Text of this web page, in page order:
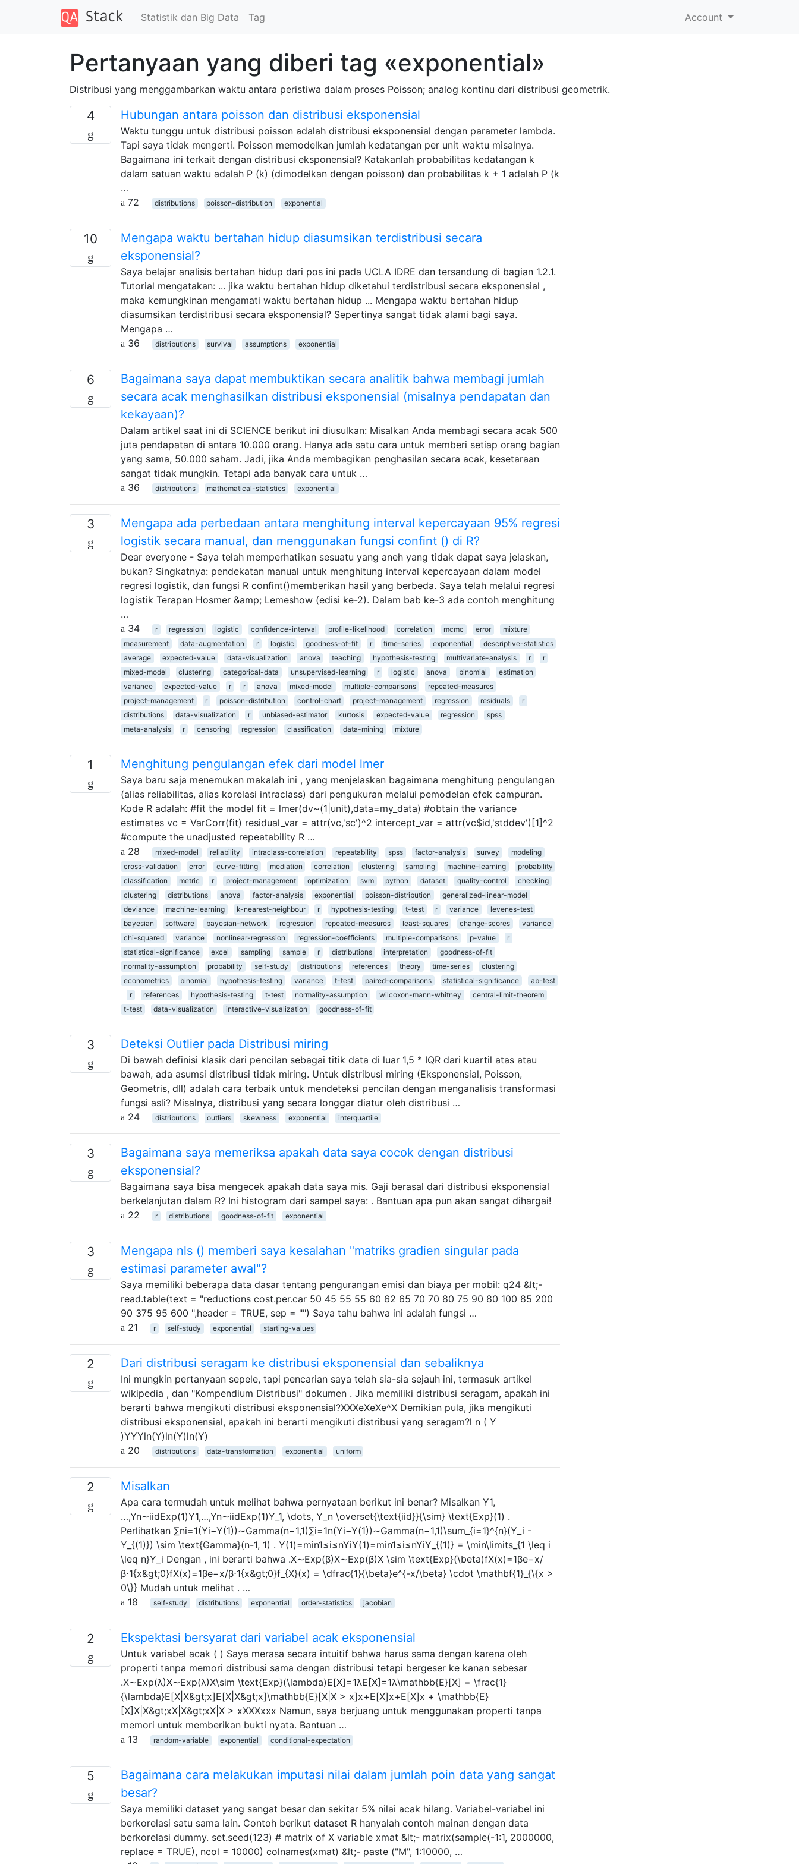
Statistik dan Big Data Tag Account
Pertanyaan yang diberi tag «exponential»
Distribusi yang menggambarkan waktu antara peristiwa dalam proses Poisson; analog kontinu dari distribusi geometrik.
4 Hubungan antara poisson dan distribusi eksponensial
Waktu tunggu untuk distribusi poisson adalah distribusi eksponensial dengan parameter lambda.
Tapi saya tidak mengerti. Poisson memodelkan jumlah kedatangan per unit waktu misalnya.
Bagaimana ini terkait dengan distribusi eksponensial? Katakanlah probabilitas kedatangan k
dalam satuan waktu adalah P (k) (dimodelkan dengan poisson) dan probabilitas k + 1 adalah P (k
…
72
distributions poisson-distribution exponential
10
Mengapa waktu bertahan hidup diasumsikan terdistribusi secara
eksponensial?
Saya belajar analisis bertahan hidup dari pos ini pada UCLA IDRE dan tersandung di bagian 1.2.1.
Tutorial mengatakan: ... jika waktu bertahan hidup diketahui terdistribusi secara eksponensial ,
maka kemungkinan mengamati waktu bertahan hidup ... Mengapa waktu bertahan hidup
diasumsikan terdistribusi secara eksponensial? Sepertinya sangat tidak alami bagi saya.
Mengapa …
36
distributions survival assumptions exponential
6
Bagaimana saya dapat membuktikan secara analitik bahwa membagi jumlah
secara acak menghasilkan distribusi eksponensial (misalnya pendapatan dan
kekayaan)?
Dalam artikel saat ini di SCIENCE berikut ini diusulkan: Misalkan Anda membagi secara acak 500
juta pendapatan di antara 10.000 orang. Hanya ada satu cara untuk memberi setiap orang bagian
yang sama, 50.000 saham. Jadi, jika Anda membagikan penghasilan secara acak, kesetaraan
sangat tidak mungkin. Tetapi ada banyak cara untuk …
36
distributions mathematical-statistics exponential
3
Mengapa ada perbedaan antara menghitung interval kepercayaan 95% regresi
logistik secara manual, dan menggunakan fungsi confint () di R?
Dear everyone - Saya telah memperhatikan sesuatu yang aneh yang tidak dapat saya jelaskan,
bukan? Singkatnya: pendekatan manual untuk menghitung interval kepercayaan dalam model
regresi logistik, dan fungsi R confint()memberikan hasil yang berbeda. Saya telah melalui regresi
logistik Terapan Hosmer &amp; Lemeshow (edisi ke-2). Dalam bab ke-3 ada contoh menghitung
…
34
r regression logistic confidence-interval profile-likelihood correlation mcmc error
mixture
measurement
data-augmentation r logistic goodness-of-fit r time-series exponential
descriptive-statistics
average
expected-value data-visualization anova teaching hypothesis-testing multivariate-analysis r
r
mixed-model
clustering categorical-data unsupervised-learning r logistic anova binomial
estimation
variance
expected-value r r anova mixed-model multiple-comparisons
repeated-measures
project-management
r poisson-distribution control-chart project-management regression residuals
r
distributions
data-visualization r unbiased-estimator kurtosis expected-value regression
spss
meta-analysis
r censoring regression classification data-mining mixture
1 Menghitung pengulangan efek dari model lmer
Saya baru saja menemukan makalah ini , yang menjelaskan bagaimana menghitung pengulangan
(alias reliabilitas, alias korelasi intraclass) dari pengukuran melalui pemodelan efek campuran.
Kode R adalah: #fit the model fit = lmer(dv~(1|unit),data=my_data) #obtain the variance
estimates vc = VarCorr(fit) residual_var = attr(vc,'sc')^2 intercept_var = attr(vc$id,'stddev')[1]^2
#compute the unadjusted repeatability R …
28
mixed-model reliability intraclass-correlation repeatability spss factor-analysis survey
modeling
cross-validation
error curve-fitting mediation correlation clustering sampling machine-learning
probability
classification
metric r project-management optimization svm python dataset quality-control
checking
clustering
distributions anova factor-analysis exponential poisson-distribution
generalized-linear-model
deviance
machine-learning k-nearest-neighbour r hypothesis-testing t-test r variance
levenes-test
bayesian
software bayesian-network regression repeated-measures least-squares change-scores
variance
chi-squared
variance nonlinear-regression regression-coefficients multiple-comparisons p-value
r
statistical-significance
excel sampling sample r distributions interpretation
goodness-of-fit
normality-assumption
probability self-study distributions references theory time-series
clustering
econometrics
binomial hypothesis-testing variance t-test paired-comparisons statistical-significance
ab-test
r
references hypothesis-testing t-test normality-assumption wilcoxon-mann-whitney
central-limit-theorem
t-test
data-visualization interactive-visualization goodness-of-fit
3 Deteksi Outlier pada Distribusi miring
Di bawah definisi klasik dari pencilan sebagai titik data di luar 1,5 * IQR dari kuartil atas atau
bawah, ada asumsi distribusi tidak miring. Untuk distribusi miring (Eksponensial, Poisson,
Geometris, dll) adalah cara terbaik untuk mendeteksi pencilan dengan menganalisis transformasi
fungsi asli? Misalnya, distribusi yang secara longgar diatur oleh distribusi …
24
distributions outliers skewness exponential interquartile
3
Bagaimana saya memeriksa apakah data saya cocok dengan distribusi
eksponensial?
Bagaimana saya bisa mengecek apakah data saya mis. Gaji berasal dari distribusi eksponensial
berkelanjutan dalam R? Ini histogram dari sampel saya: . Bantuan apa pun akan sangat dihargai!
22
r distributions goodness-of-fit exponential
3
Mengapa nls () memberi saya kesalahan "matriks gradien singular pada
estimasi parameter awal"?
Saya memiliki beberapa data dasar tentang pengurangan emisi dan biaya per mobil: q24 &lt;-
read.table(text = "reductions cost.per.car 50 45 55 55 60 62 65 70 70 80 75 90 80 100 85 200
90 375 95 600 ",header = TRUE, sep = "") Saya tahu bahwa ini adalah fungsi …
21
r self-study exponential starting-values
2 Dari distribusi seragam ke distribusi eksponensial dan sebaliknya
Ini mungkin pertanyaan sepele, tapi pencarian saya telah sia-sia sejauh ini, termasuk artikel
wikipedia , dan "Kompendium Distribusi" dokumen . Jika memiliki distribusi seragam, apakah ini
berarti bahwa mengikuti distribusi eksponensial?XXXeXeXe^X Demikian pula, jika mengikuti
distribusi eksponensial, apakah ini berarti mengikuti distribusi yang seragam?l n ( Y
)YYYln(Y)ln(Y)ln(Y)
20
distributions data-transformation exponential uniform
2 Misalkan
Apa cara termudah untuk melihat bahwa pernyataan berikut ini benar? Misalkan Y1,
…,Yn∼iidExp(1)Y1,…,Yn∼iidExp(1)Y_1, \dots, Y_n \overset{\text{iid}}{\sim} \text{Exp}(1) .
Perlihatkan ∑ni=1(Yi−Y(1))∼Gamma(n−1,1)∑i=1n(Yi−Y(1))∼Gamma(n−1,1)\sum_{i=1}^{n}(Y_i -
Y_{(1)}) \sim \text{Gamma}(n-1, 1) . Y(1)=min1≤i≤nYiY(1)=min1≤i≤nYiY_{(1)} = \min\limits_{1 \leq i
\leq n}Y_i Dengan , ini berarti bahwa .X∼Exp(β)X∼Exp(β)X \sim \text{Exp}(\beta)fX(x)=1βe−x/
β⋅1{x&gt;0}fX(x)=1βe−x/β⋅1{x&gt;0}f_{X}(x) = \dfrac{1}{\beta}e^{-x/\beta} \cdot \mathbf{1}_{\{x >
0\}} Mudah untuk melihat . …
18
self-study distributions exponential order-statistics jacobian
2 Ekspektasi bersyarat dari variabel acak eksponensial
Untuk variabel acak ( ) Saya merasa secara intuitif bahwa harus sama dengan karena oleh
properti tanpa memori distribusi sama dengan distribusi tetapi bergeser ke kanan sebesar
.X∼Exp(λ)X∼Exp(λ)X\sim \text{Exp}(\lambda)E[X]=1λE[X]=1λ\mathbb{E}[X] = \frac{1}
{\lambda}E[X|X&gt;x]E[X|X&gt;x]\mathbb{E}[X|X > x]x+E[X]x+E[X]x + \mathbb{E}
[X]X|X&gt;xX|X&gt;xX|X > xXXXxxx Namun, saya berjuang untuk menggunakan properti tanpa
memori untuk memberikan bukti nyata. Bantuan …
13
random-variable exponential conditional-expectation
5
Bagaimana cara melakukan imputasi nilai dalam jumlah poin data yang sangat
besar?
Saya memiliki dataset yang sangat besar dan sekitar 5% nilai acak hilang. Variabel-variabel ini
berkorelasi satu sama lain. Contoh berikut dataset R hanyalah contoh mainan dengan data
berkorelasi dummy. set.seed(123) # matrix of X variable xmat &lt;- matrix(sample(-1:1, 2000000,
replace = TRUE), ncol = 10000) colnames(xmat) &lt;- paste ("M", 1:10000, …